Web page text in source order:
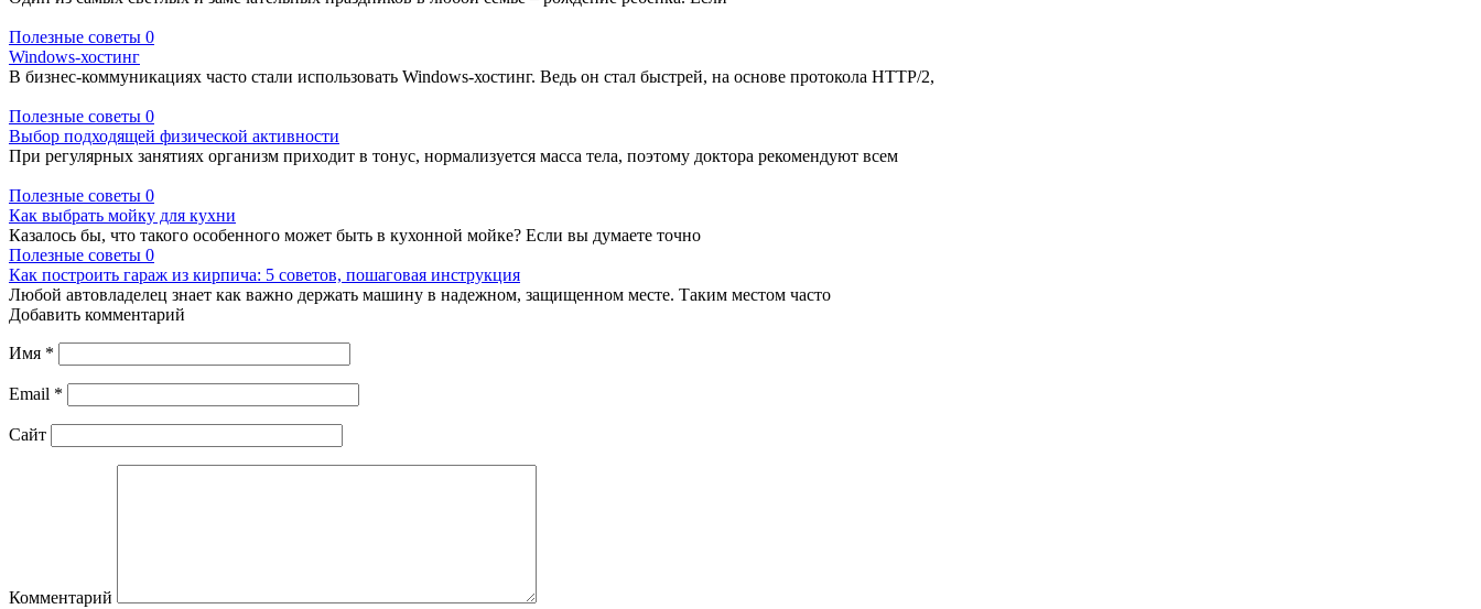
Полезные советы 0
Windows-хостинг
В бизнес-коммуникациях часто стали использовать Windows-хостинг. Ведь он стал быстрей, на основе протокола HTTP/2,
Полезные советы 0
Выбор подходящей физической активности
При регулярных занятиях организм приходит в тонус, нормализуется масса тела, поэтому доктора рекомендуют всем
Полезные советы 0
Как выбрать мойку для кухни
Казалось бы, что такого особенного может быть в кухонной мойке? Если вы думаете точно
Полезные советы 0
Как построить гараж из кирпича: 5 советов, пошаговая инструкция
Любой автовладелец знает как важно держать машину в надежном, защищенном месте. Таким местом часто
Добавить комментарий
Имя *
Email *
Сайт
Комментарий